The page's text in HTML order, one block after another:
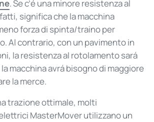
. Se c’éuna minore resistenza al
significa che la macchina
forza di spinta/traino per
Al contrario, con un pavimento in
la resistenza al rotolamento sará
macchina avrá bisogno di maggiore
la merce.
trazione ottimale, molti
MasterMover utilizzano un